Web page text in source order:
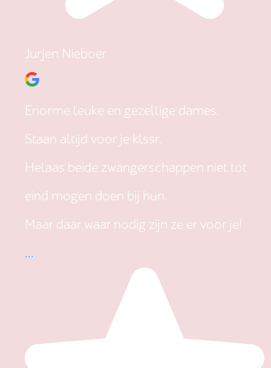
Jurjen Nieboer
Enorme leuke en gezellige dames.
Staan altijd voor je klssr.
Helaas beide zwangerschappen niet tot
eind mogen doen bij hun.
Maar daar waar nodig zijn ze er voor je!
...